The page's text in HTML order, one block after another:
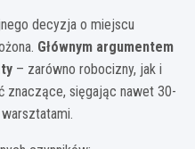
decyzja o miejscu
Głównym argumentem
– zarówno robocizny, jak i
znaczące, sięgając nawet 30-